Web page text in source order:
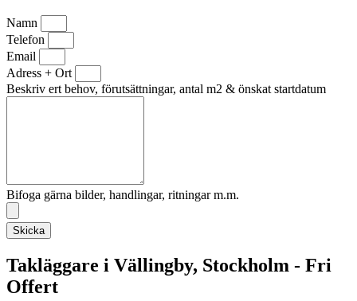
Namn
Telefon
Email
Adress + Ort
Beskriv ert behov, förutsättningar, antal m2 & önskat startdatum
Bifoga gärna bilder, handlingar, ritningar m.m.
Skicka
Takläggare i Vällingby, Stockholm - Fri
Offert